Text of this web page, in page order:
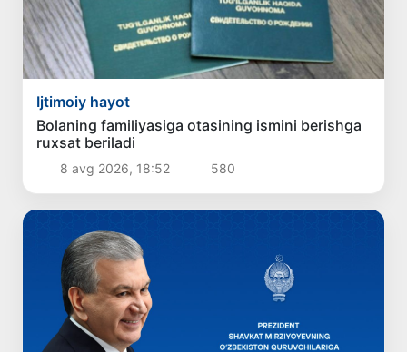
Ijtimoiy hayot
Bolaning familiyasiga otasining ismini berishga
ruxsat beriladi
8 avg 2026, 18:52 580